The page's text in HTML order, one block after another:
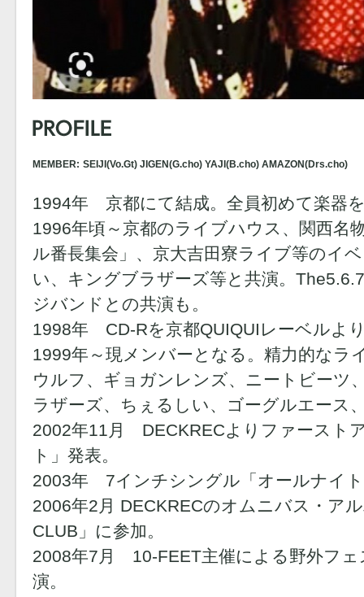
MEMBER: SEIJI(Vo.Gt) JIGEN(G.cho) YAJI(B.cho) AMAZON(Drs.cho)
1994年 京都にて結成。全員初めて楽器
1996年頃～京都のライブハウス、関西名
ル番長集会」、京大吉田寮ライブ等のイ
い、キングブラザーズ等と共演。
ジバンドとの共演も。
1998年 CD-Rを京都QUIQUIレーベルよ
1999年～現メンバーとなる。精力的なラ
ウルフ、ギョガンレンズ、ニートビーツ
ラザーズ、ちぇるしい、ゴーグルエース
2002年11月 DECKRECよりファースト
ト」発表。
2003年 7インチシングル「オールナイ
2006年2月 DECKRECのオムニバス・アル
CLUB」に参加。
2008年7月 10-FEET主催による野外フェ
演。